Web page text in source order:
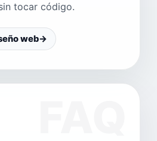
tocar código.
web→